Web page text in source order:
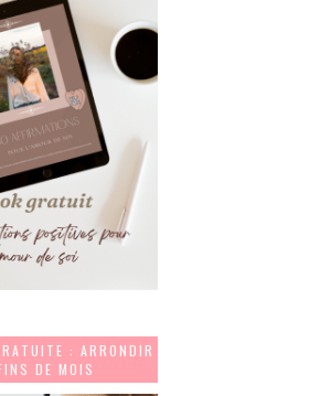
: ARRONDIR
DE MOIS